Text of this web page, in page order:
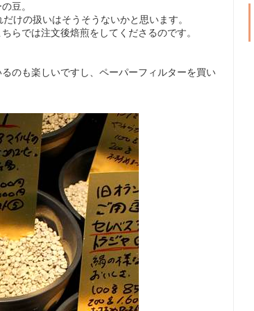
豆。
けの扱いはそうそうないかと思います。
らでは注文後焙煎をしてくださるのです。
のも楽しいですし、ペーパーフィルターを買い